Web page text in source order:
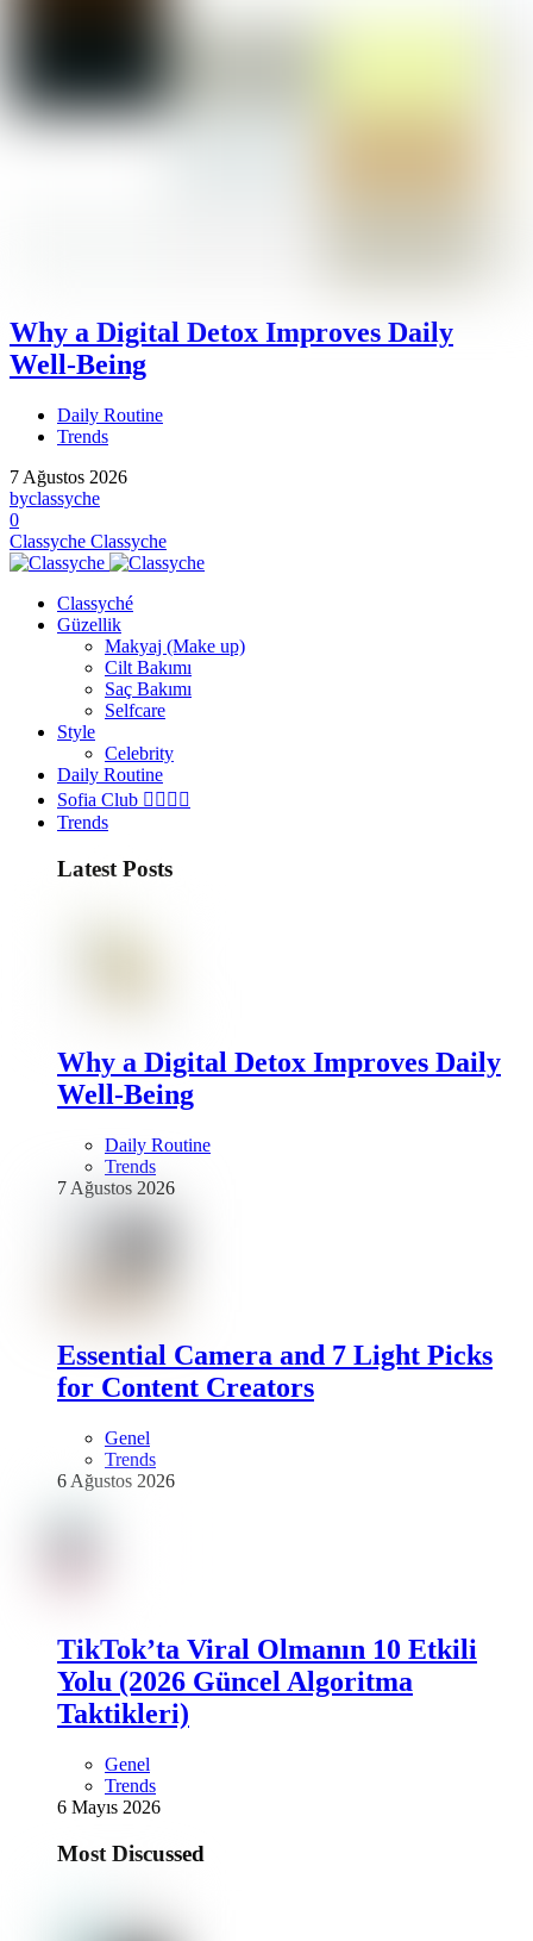
Why a Digital Detox Improves Daily
Well-Being
Daily Routine
Trends
7 Ağustos 2026
byclassyche
0
Classyche Classyche
Classyché
Güzellik
Makyaj (Make up)
Cilt Bakımı
Saç Bakımı
Selfcare
Style
Celebrity
Daily Routine
Sofia Club 👩‍❤️‍💋‍👨
Trends
Latest Posts
Why a Digital Detox Improves Daily
Well-Being
Daily Routine
Trends
7 Ağustos 2026
Essential Camera and 7 Light Picks
for Content Creators
Genel
Trends
6 Ağustos 2026
TikTok’ta Viral Olmanın 10 Etkili
Yolu (2026 Güncel Algoritma
Taktikleri)
Genel
Trends
6 Mayıs 2026
Most Discussed